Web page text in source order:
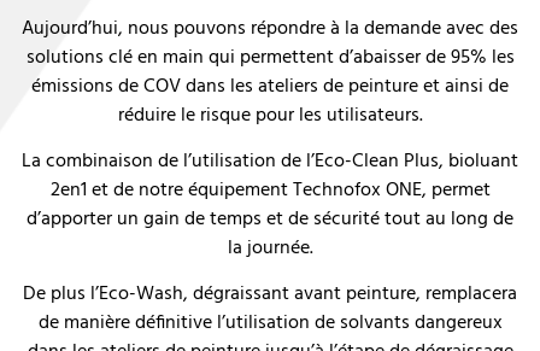
Aujourd’hui, nous pouvons répondre à la demande avec des
solutions clé en main qui permettent d’abaisser de 95% les
émissions de COV dans les ateliers de peinture et ainsi de
réduire le risque pour les utilisateurs.
La combinaison de l’utilisation de l’Eco-Clean Plus, bioluant
2en1 et de notre équipement Technofox ONE, permet
d’apporter un gain de temps et de sécurité tout au long de
la journée.
De plus l’Eco-Wash, dégraissant avant peinture, remplacera
de manière définitive l’utilisation de solvants dangereux